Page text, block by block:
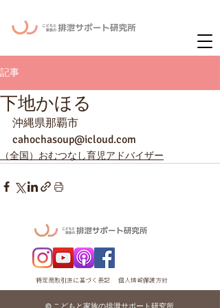
記事
下地かほる
沖縄県那覇市
cahochasoup@icloud.com
（全国）おむつなし育児アドバイザー
特定商取引法に基づく表記 個人情報保護方針